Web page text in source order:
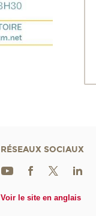
RÉSEAUX SOCIAUX
Voir le site en anglais